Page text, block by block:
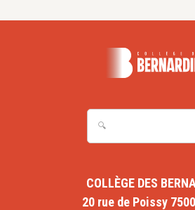
COLLÈGE DES
20 rue de Poissy